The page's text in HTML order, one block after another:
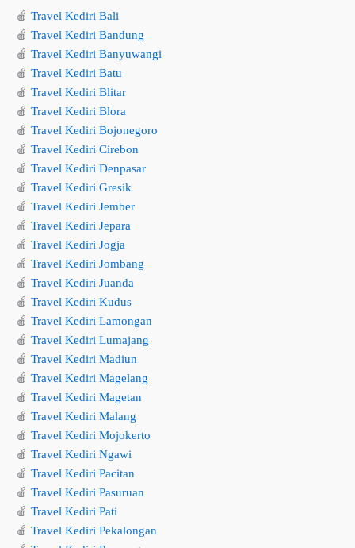
🍎 Travel Kediri Bali
🍎 Travel Kediri Bandung
🍎 Travel Kediri Banyuwangi
🍎 Travel Kediri Batu
🍎 Travel Kediri Blitar
🍎 Travel Kediri Blora
🍎 Travel Kediri Bojonegoro
🍎 Travel Kediri Cirebon
🍎 Travel Kediri Denpasar
🍎 Travel Kediri Gresik
🍎 Travel Kediri Jember
🍎 Travel Kediri Jepara
🍎 Travel Kediri Jogja
🍎 Travel Kediri Jombang
🍎 Travel Kediri Juanda
🍎 Travel Kediri Kudus
🍎 Travel Kediri Lamongan
🍎 Travel Kediri Lumajang
🍎 Travel Kediri Madiun
🍎 Travel Kediri Magelang
🍎 Travel Kediri Magetan
🍎 Travel Kediri Malang
🍎 Travel Kediri Mojokerto
🍎 Travel Kediri Ngawi
🍎 Travel Kediri Pacitan
🍎 Travel Kediri Pasuruan
🍎 Travel Kediri Pati
🍎 Travel Kediri Pekalongan